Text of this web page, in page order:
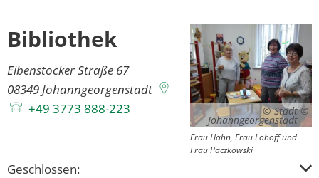
Bibliothek
© Stadt
Johanngeorgenstadt
Frau Hahn, Frau Lohoff und
Frau Paczkowski
Bibliothek
Eibenstocker Straße 67
08349 Johanngeorgenstadt
+49 3773 888-223
Klicken, um weitere Öffnungs- oder Schließzeiten
Geschlossen: